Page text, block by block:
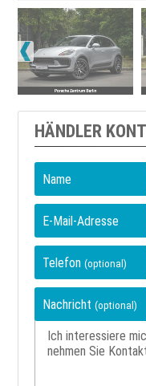
HÄNDLER
Name
E-Mail-Adresse
Telefon(optional)
Nachricht(optional)